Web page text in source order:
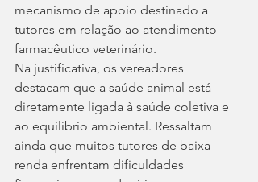
mecanismo de apoio destinado a
tutores em relação ao atendimento
farmacêutico veterinário.
Na justificativa, os vereadores
destacam que a saúde animal está
diretamente ligada à saúde coletiva e
ao equilíbrio ambiental. Ressaltam
ainda que muitos tutores de baixa
renda enfrentam dificuldades